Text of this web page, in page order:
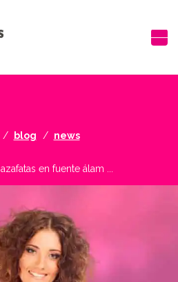
blog news
en fuente álam ...